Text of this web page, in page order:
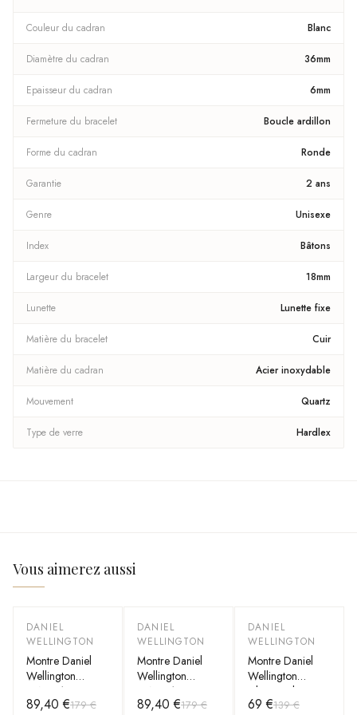
Couleur du cadran Blanc
Diamètre du cadran 36mm
Epaisseur du cadran 6mm
Fermeture du bracelet Boucle ardillon
Forme du cadran Ronde
Garantie 2 ans
Genre Unisexe
Index Bâtons
Largeur du bracelet 18mm
Lunette Lunette fixe
Matière du bracelet Cuir
Matière du cadran Acier inoxydable
Mouvement Quartz
Type de verre Hardlex
Vous aimerez aussi
-50%
DANIEL
WELLINGTON
Montre Daniel
Wellington
DW00100097
en acier poli et
89,40 €179 €
-50%
DANIEL
WELLINGTON
Montre Daniel
Wellington
DW00100092
Dapper 34mm
89,40 €179 €
-50%
DANIEL
WELLINGTON
Montre Daniel
Wellington
Classic Glasgow
DW00100031
69 €139 €